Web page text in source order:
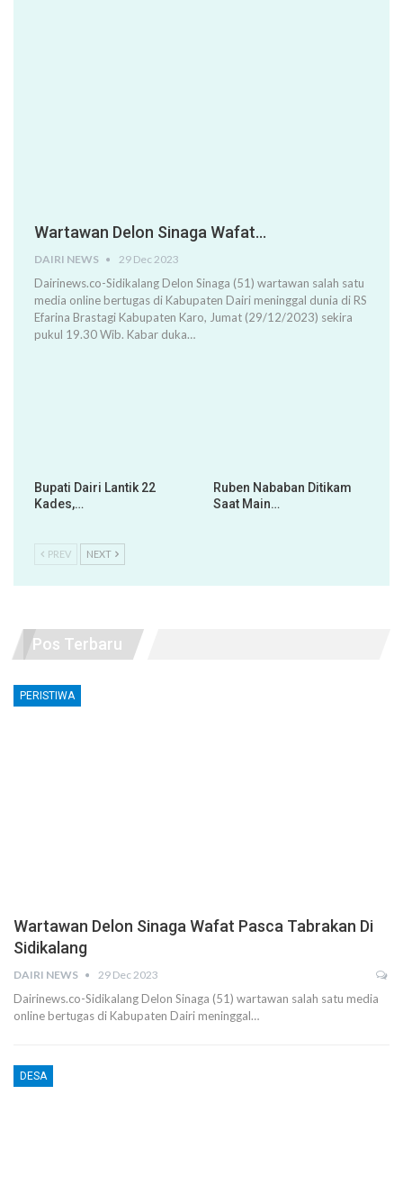
Wartawan Delon Sinaga Wafat…
DAIRI NEWS 29 Dec 2023
Dairinews.co-Sidikalang Delon Sinaga (51) wartawan salah satu
media online bertugas di Kabupaten Dairi meninggal dunia di RS
Efarina Brastagi Kabupaten Karo, Jumat (29/12/2023) sekira
pukul 19.30 Wib. Kabar duka…
Bupati Dairi Lantik 22
Kades,…
Ruben Nababan Ditikam
Saat Main…
PREV NEXT
Pos Terbaru
PERISTIWA
Wartawan Delon Sinaga Wafat Pasca Tabrakan Di
Sidikalang
DAIRI NEWS 29 Dec 2023
Dairinews.co-Sidikalang Delon Sinaga (51) wartawan salah satu media
online bertugas di Kabupaten Dairi meninggal…
DESA